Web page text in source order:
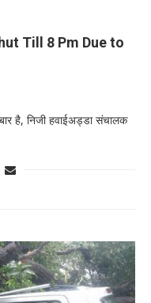
Till 8 Pm Due to
है, निजी हवाईअड्डा संचालक